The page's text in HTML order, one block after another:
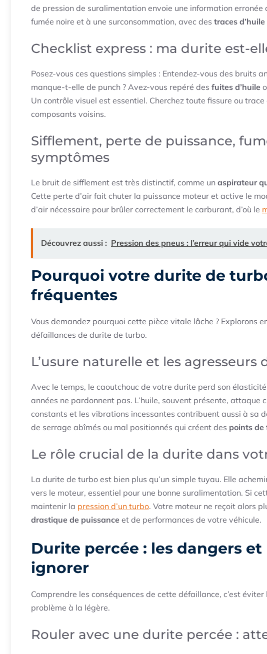
de pression de suralimentation envoie une information
fumée noire et à une surconsommation, avec des traces
Checklist express : ma durite est-
Posez-vous ces questions simples : Entendez-vous des bruits
manque-t-elle de punch ? Avez-vous repéré des fuites d’huile
Un contrôle visuel est essentiel. Cherchez toute fissure ou
composants voisins.
Sifflement, perte de puissance,
symptômes
Le bruit de sifflement est très distinctif, comme un aspirateur
Cette perte d’air fait chuter la puissance moteur et active le
d’air nécessaire pour brûler correctement le carburant, d’où le
Découvrez aussi : Pression des pneus : l’erreur qui vide
Pourquoi votre durite de
fréquentes
Vous demandez pourquoi cette pièce vitale lâche ? Explorons
défaillances de durite de turbo.
L’usure naturelle et les agresseurs
Avec le temps, le caoutchouc de votre durite perd son élasticité
années ne pardonnent pas. L’huile, souvent présente,
constants et les vibrations incessantes contribuent aussi à sa
de serrage abîmés ou mal positionnés qui créent des points de
Le rôle crucial de la durite dans
La durite de turbo est bien plus qu’un simple tuyau. Elle
vers le moteur, essentiel pour une bonne suralimentation. Si
maintenir la pression d’un turbo. Votre moteur ne reçoit alors
drastique de puissance et de performances de votre véhicule.
Durite percée : les dangers et
ignorer
Comprendre les conséquences de cette défaillance, c’est
problème à la légère.
Rouler avec une durite percée :